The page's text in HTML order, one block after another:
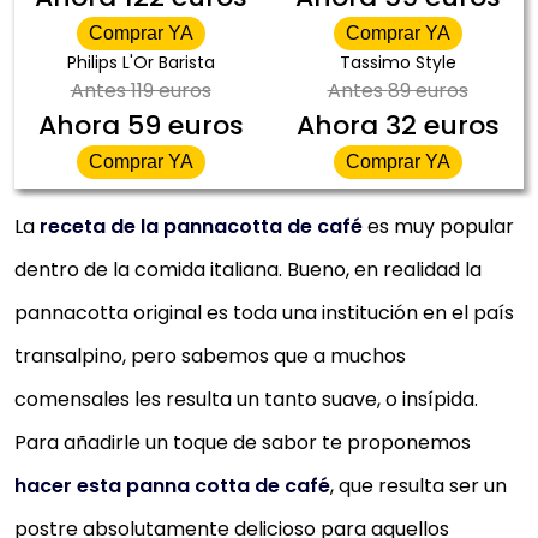
Comprar YA Comprar YA
Philips L'Or Barista
Antes119 euros
Ahora 59 euros
Comprar YA
Tassimo Style
Antes89 euros
Ahora 32 euros
Comprar YA
La receta de la pannacotta de cafées muy popular
dentro de la comida italiana. Bueno, en realidad la
pannacotta original es toda una institución en el país
transalpino, pero sabemos que a muchos
comensales les resulta un tanto suave, o insípida.
Para añadirle un toque de sabor te proponemos
hacer esta panna cotta de café, que resulta ser un
postre absolutamente delicioso para aquellos